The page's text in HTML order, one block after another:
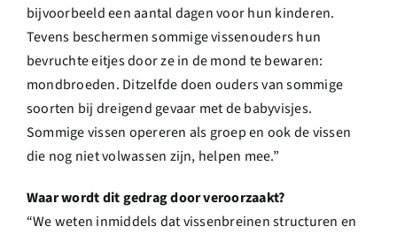
bijvoorbeeld een aantal dagen voor hun kinderen.
Tevens beschermen sommige vissenouders hun
bevruchte eitjes door ze in de mond te bewaren:
mondbroeden. Ditzelfde doen ouders van sommige
soorten bij dreigend gevaar met de babyvisjes.
Sommige vissen opereren als groep en ook de vissen
die nog niet volwassen zijn, helpen mee.”
Waar wordt dit gedrag door veroorzaakt?
“We weten inmiddels dat vissenbreinen structuren en